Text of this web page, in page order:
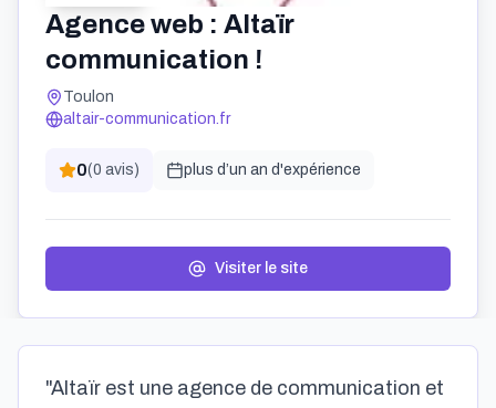
Agence web : Altaïr
communication !
Toulon
altair-communication.fr
0(0 avis) plus d’un an d'expérience
Visiter le site
"Altaïr est une agence de communication et